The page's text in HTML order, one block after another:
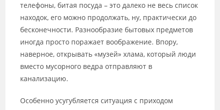
телефоны, битая посуда – это далеко не весь список
находок, его можно продолжать, ну, практически до
бесконечности. Разнообразие бытовых предметов
иногда просто поражает воображение. Впору,
наверное, открывать «музей» хлама, который люди
вместо мусорного ведра отправляют в
канализацию.
Особенно усугубляется ситуация с приходом